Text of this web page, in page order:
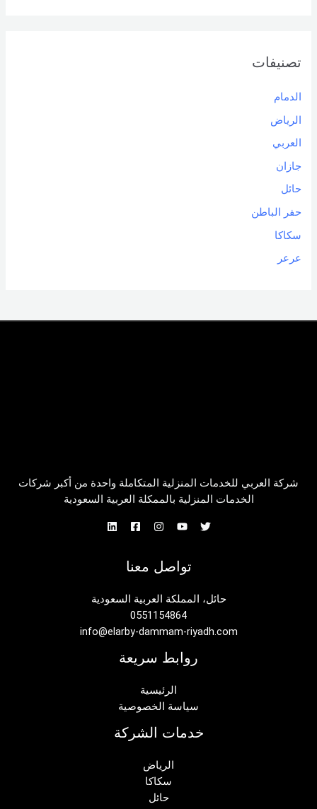
تصنيفات
الدمام
الرياض
العربي
جازان
حائل
حفر الباطن
سكاكا
عرعر
شركة العربي للخدمات المنزلية المتكاملة واحدة من أكبر شركات
الخدمات المنزلية بالممكلة العربية السعودية
تواصل معنا
حائل، المملكة العربية السعودية
0551154864
info@elarby-dammam-riyadh.com
روابط سريعة
الرئيسية
سياسة الخصوصية
خدمات الشركة
الرياض
سكاكا
حائل